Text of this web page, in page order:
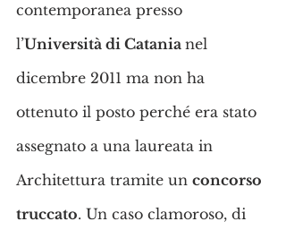
contemporanea presso
l’Università di Catania nel
dicembre 2011 ma non ha
ottenuto il posto perché era stato
assegnato a una laureata in
Architettura tramite un concorso
truccato. Un caso clamoroso, di